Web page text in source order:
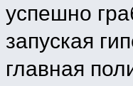
успешно
запуская
главная